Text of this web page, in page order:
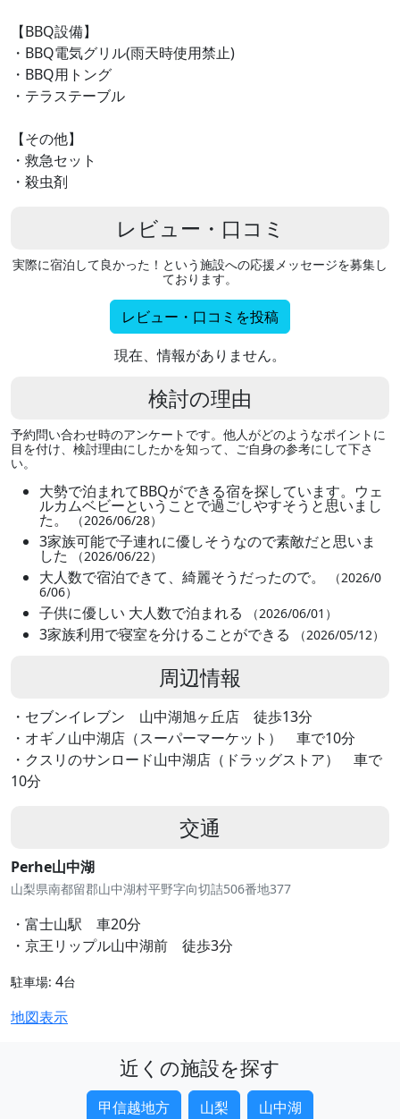
【BBQ設備】
・BBQ電気グリル(雨天時使用禁止)
・BBQ用トング
・テラステーブル
【その他】
・救急セット
・殺虫剤
レビュー・口コミ
実際に宿泊して良かった！という施設への応援メッセージを募集し
ております。
レビュー・口コミを投稿
現在、情報がありません。
検討の理由
予約問い合わせ時のアンケートです。他人がどのようなポイントに
目を付け、検討理由にしたかを知って、ご自身の参考にして下さ
い。
大勢で泊まれてBBQができる宿を探しています。ウェ
ルカムベビーということで過ごしやすそうと思いまし
た。 （2026/06/28）
3家族可能で子連れに優しそうなので素敵だと思いま
した （2026/06/22）
大人数で宿泊できて、綺麗そうだったので。
（2026/0
6/06）
子供に優しい 大人数で泊まれる （2026/06/01）
3家族利用で寝室を分けることができる （2026/05/12）
周辺情報
・セブンイレブン 山中湖旭ヶ丘店 徒歩13分
・オギノ山中湖店（スーパーマーケット） 車で10分
・クスリのサンロード山中湖店（ドラッグストア） 車で
10分
交通
Perhe山中湖
山梨県南都留郡山中湖村平野字向切詰506番地377
・富士山駅 車20分
・京王リップル山中湖前 徒歩3分
駐車場: 4台
地図表示
近くの施設を探す
甲信越地方 山梨 山中湖